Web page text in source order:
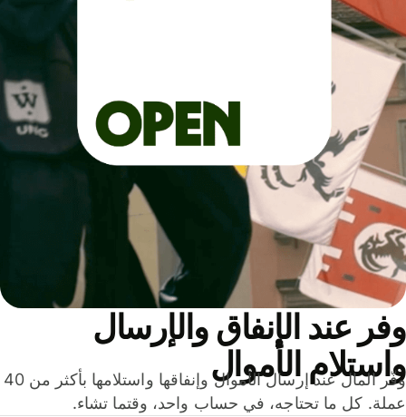
عند الإنفاق والإرسال
الأموال
وفّر المال عند إرسال الأموال وإنفاقها واستلامها بأكثر من 40
كل ما تحتاجه، في حساب واحد، وقتما تشاء.